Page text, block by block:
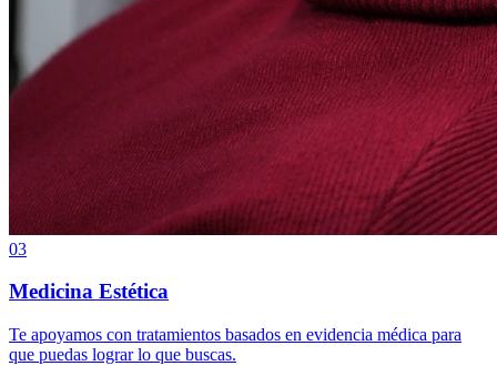
03
Medicina Estética
Te apoyamos con tratamientos basados en evidencia médica para
que puedas lograr lo que buscas.